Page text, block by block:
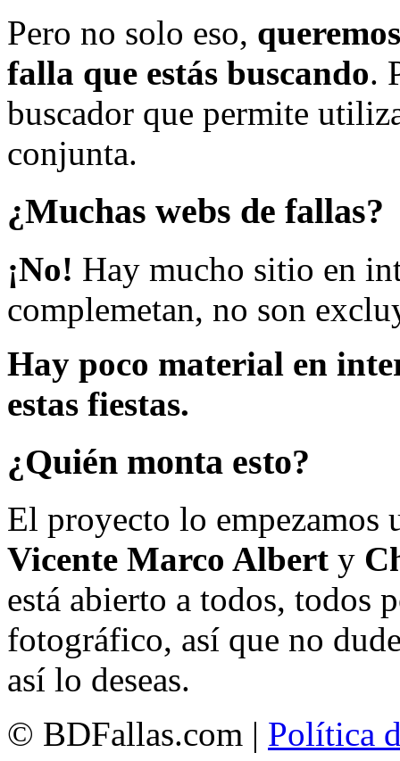
Pero no solo eso,
falla que estás buscando.
buscador que permite
conjunta.
¿Muchas webs de fallas?
¡No! Hay mucho sitio en
complemetan, no son
Hay poco material en
estas fiestas.
¿Quién monta esto?
El proyecto lo empezamos
Vicente Marco Albert y
está abierto a todos, todos
fotográfico, así que no
así lo deseas.
© BDFallas.com | Política